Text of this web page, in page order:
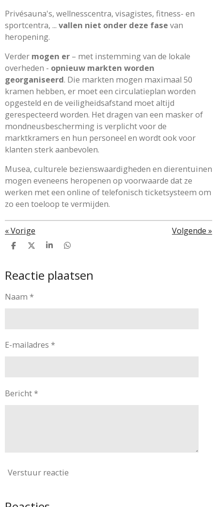
Privésauna's, wellnesscentra, visagistes, fitness- en
sportcentra, ... vallen niet onder deze fase van
heropening.
Verder mogen er – met instemming van de lokale
overheden - opnieuw markten worden
georganiseerd. Die markten mogen maximaal 50
kramen hebben, er moet een circulatieplan worden
opgesteld en de veiligheidsafstand moet altijd
gerespecteerd worden. Het dragen van een masker of
mondneusbescherming is verplicht voor de
marktkramers en hun personeel en wordt ook voor
klanten sterk aanbevolen.
Musea, culturele bezienswaardigheden en dierentuinen
mogen eveneens heropenen op voorwaarde dat ze
werken met een online of telefonisch ticketsysteem om
zo een toeloop te vermijden.
«Vorige Volgende »
D
e
n
D
l
S
r
e
D
e
n
Reactie plaatsen
Naam *
E-mailadres *
Bericht *
Verstuur reactie